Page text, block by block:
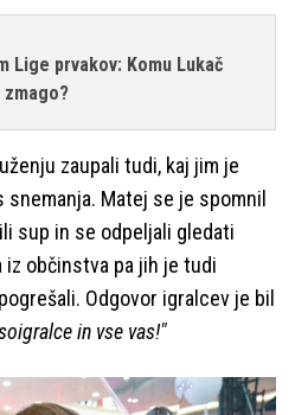
Lige prvakov: Komu Lukač
zmago?
zaupali tudi, kaj jim je
Matej se je spomnil
sup in se odpeljali gledati
iz občinstva pa jih je tudi
Odgovor igralcev je bil
in vse vas!"